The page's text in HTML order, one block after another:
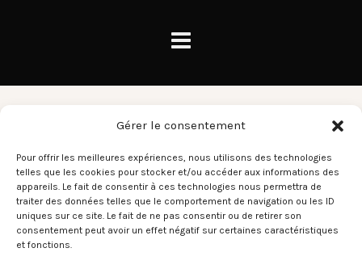
Gérer le consentement
Pour offrir les meilleures expériences, nous utilisons des technologies
telles que les cookies pour stocker et/ou accéder aux informations des
appareils. Le fait de consentir à ces technologies nous permettra de
traiter des données telles que le comportement de navigation ou les ID
uniques sur ce site. Le fait de ne pas consentir ou de retirer son
consentement peut avoir un effet négatif sur certaines caractéristiques
et fonctions.
Caravan
There aren't any posts currently published under this tag.